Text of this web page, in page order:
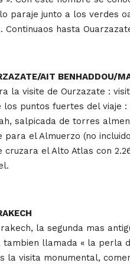
paraje junto a los verdes
hasta
AIT BENHADDOU/
la visite de Ourzazate :
los puntos fuertes del viaje
salpicada de torres
el Almuerzo (no
cruzara el Alto Atlas con
la segunda mas
llamada « la perla
la visita monumental,